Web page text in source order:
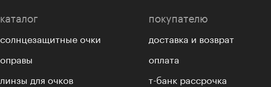
каталог
солнцезащитные очки
оправы
линзы для очков
покупателю
доставка и возврат
оплата
т-банк рассрочка